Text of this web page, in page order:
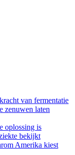
van fermentatie
zenuwen laten
oplossing is
bekijkt
Amerika kiest